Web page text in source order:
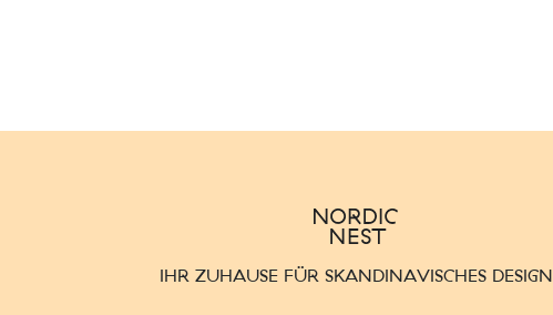
IHR ZUHAUSE FÜR SKANDINAVISCHES DESIGN